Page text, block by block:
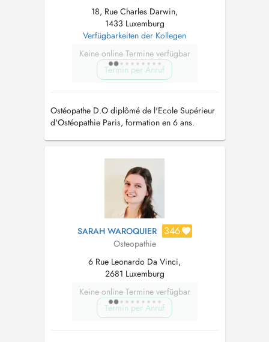
18, Rue Charles Darwin,
1433 Luxemburg
Verfügbarkeiten der Kollegen
Keine online Termine verfügbar
Termin per Anruf
Ostéopathe D.O diplômé de l'Ecole Supérieur
d'Ostéopathie Paris, formation en 6 ans.
SARAH WAROQUIER 346
Osteopathie
6 Rue Leonardo Da Vinci,
2681 Luxemburg
Keine online Termine verfügbar
Termin per Anruf